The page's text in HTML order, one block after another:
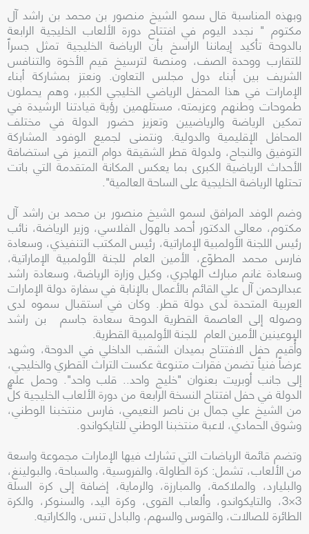
وبهذه المناسبة قال سمو الشيخ منصور بن محمد بن راشد آل
مكتوم " نجدد اليوم في افتتاح دورة الألعاب الخليجية الرابعة
بالدوحة تأكيد إيماننا الراسخ بأن الرياضة الخليجية تمثل جسراً
للتقارب ووحدة الصف، ومنصة لترسيخ قيم الأخوة والتنافس
الشريف بين أبناء دول مجلس التعاون. ونعتز بمشاركة أبناء
الإمارات في هذا المحفل الرياضي الخليجي الكبير، وهم يحملون
طموحات وطنهم وعزيمته، مستلهمين رؤية قيادتنا الرشيدة في
تمكين الرياضة والرياضيين وتعزيز حضور الدولة في مختلف
المحافل الإقليمية والدولية. ونتمنى لجميع الوفود المشاركة
التوفيق والنجاح، ولدولة قطر الشقيقة دوام التميز في استضافة
الأحداث الرياضية الكبرى بما يعكس المكانة المتقدمة التي باتت
تحتلها الرياضة الخليجية على الساحة العالمية".
وضم الوفد المرافق لسمو الشيخ منصور بن محمد بن راشد آل
مكتوم، معالي الدكتور أحمد بالهول الفلاسي، وزير الرياضة، نائب
رئيس اللجنة الأولمبية الإماراتية، رئيس المكتب التنفيذي، وسعادة
فارس محمد المطوّع، الأمين العام للجنة الأولمبية الإماراتية،
وسعادة غانم مبارك الهاجري، وكيل وزارة الرياضة، وسعادة راشد
عبدالرحمن آل علي القائم بالأعمال بالإنابة في سفارة دولة الإمارات
العربية المتحدة لدى دولة قطر. وكان في استقبال سموه لدى
وصوله إلى العاصمة القطرية الدوحة سعادة جاسم بن راشد
البوعينين الأمين العام للجنة الأولمبية القطرية.
وأُقيم حفل الافتتاح بميدان الشقب الداخلي في الدوحة، وشهد
عرضاً فنياً تضمن فقرات متنوعة عكست التراث القطري والخليجي،
إلى جانب أوبريت بعنوان "خليج واحد.. قلب واحد". وحمل علم
الدولة في حفل افتتاح النسخة الرابعة من دورة الألعاب الخليجية كلٌّ
من الشيخ علي جمال بن ناصر النعيمي، فارس منتخبنا الوطني،
وشوق الحمادي، لاعبة منتخبنا الوطني للتايكواندو.
وتضم قائمة الرياضات التي تشارك فيها الإمارات مجموعة واسعة
من الألعاب، تشمل: كرة الطاولة، والفروسية، والسباحة، والبولينغ،
والبليارد، والملاكمة، والمبارزة، والرماية، إضافة إلى كرة السلة
3×3، والتايكواندو، وألعاب القوى، وكرة اليد، والسنوكر، والكرة
الطائرة للصالات، والقوس والسهم، والبادل تنس، والكاراتيه.